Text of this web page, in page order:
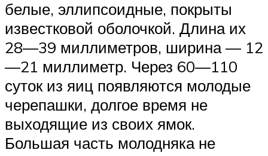
белые, эллипсоидные, покрыты
известковой оболочкой. Длина их
28—39 миллиметров, ширина — 12
—21 миллиметр. Через 60—110
суток из яиц появляются молодые
черепашки, долгое время не
выходящие из своих ямок.
Большая часть молодняка не